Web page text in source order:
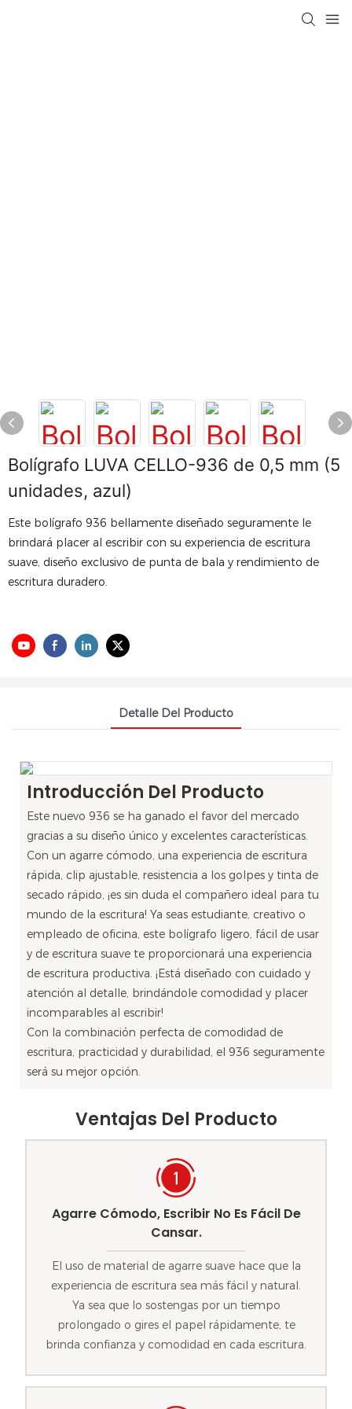
Bolígrafo LUVA CELLO-936 de 0,5 mm (5
unidades, azul)
Este bolígrafo 936 bellamente diseñado seguramente le
brindará placer al escribir con su experiencia de escritura
suave, diseño exclusivo de punta de bala y rendimiento de
escritura duradero.
Detalle Del Producto
Introducción Del Producto
Este nuevo 936 se ha ganado el favor del mercado
gracias a su diseño único y excelentes características.
Con un agarre cómodo, una experiencia de escritura
rápida, clip ajustable, resistencia a los golpes y tinta de
secado rápido, ¡es sin duda el compañero ideal para tu
mundo de la escritura! Ya seas estudiante, creativo o
empleado de oficina, este bolígrafo ligero, fácil de usar
y de escritura suave te proporcionará una experiencia
de escritura productiva. ¡Está diseñado con cuidado y
atención al detalle, brindándole comodidad y placer
incomparables al escribir!
Con la combinación perfecta de comodidad de
escritura, practicidad y durabilidad, el 936 seguramente
será su mejor opción.
Ventajas Del Producto
Agarre Cómodo, Escribir No Es Fácil De
Cansar.
El uso de material de agarre suave hace que la
experiencia de escritura sea más fácil y natural.
Ya sea que lo sostengas por un tiempo
prolongado o gires el papel rápidamente, te
brinda confianza y comodidad en cada escritura.